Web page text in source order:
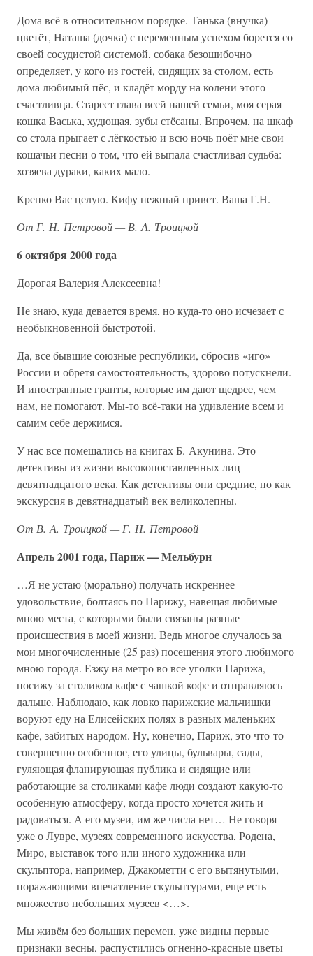
Дома всё в относительном порядке. Танька (внучка)
цветёт, Наташа (дочка) с переменным успехом борется со
своей сосудистой системой, собака безошибочно
определяет, у кого из гостей, сидящих за столом, есть
дома любимый пёс, и кладёт морду на колени этого
счастливца. Стареет глава всей нашей семьи, моя серая
кошка Васька, худющая, зубы стёсаны. Впрочем, на шкаф
со стола прыгает с лёгкостью и всю ночь поёт мне свои
кошачьи песни о том, что ей выпала счастливая судьба:
хозяева дураки, каких мало.
Крепко Вас целую. Кифу нежный привет. Ваша Г.Н.
От Г. Н. Петровой — В. А. Троицкой
6 октября 2000 года
Дорогая Валерия Алексеевна!
Не знаю, куда девается время, но куда-то оно исчезает с
необыкновенной быстротой.
Да, все бывшие союзные республики, сбросив «иго»
России и обретя самостоятельность, здорово потускнели.
И иностранные гранты, которые им дают щедрее, чем
нам, не помогают. Мы-то всё-таки на удивление всем и
самим себе держимся.
У нас все помешались на книгах Б. Акунина. Это
детективы из жизни высокопоставленных лиц
девятнадцатого века. Как детективы они средние, но как
экскурсия в девятнадцатый век великолепны.
От В. А. Троицкой — Г. Н. Петровой
Апрель 2001 года, Париж — Мельбурн
…Я не устаю (морально) получать искреннее
удовольствие, болтаясь по Парижу, навещая любимые
мною места, с которыми были связаны разные
происшествия в моей жизни. Ведь многое случалось за
мои многочисленные (25 раз) посещения этого любимого
мною города. Езжу на метро во все уголки Парижа,
посижу за столиком кафе с чашкой кофе и отправляюсь
дальше. Наблюдаю, как ловко парижские мальчишки
воруют еду на Елисейских полях в разных маленьких
кафе, забитых народом. Ну, конечно, Париж, это что-то
совершенно особенное, его улицы, бульвары, сады,
гуляющая фланирующая публика и сидящие или
работающие за столиками кафе люди создают какую-то
особенную атмосферу, когда просто хочется жить и
радоваться. А его музеи, им же числа нет… Не говоря
уже о Лувре, музеях современного искусства, Родена,
Миро, выставок того или иного художника или
скульптора, например, Джакометти с его вытянутыми,
поражающими впечатление скульптурами, еще есть
множество небольших музеев <…>.
Мы живём без больших перемен, уже видны первые
признаки весны, распустились огненно-красные цветы